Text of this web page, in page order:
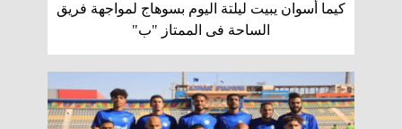
كيما أسوان يبيت ليلتة اليوم بسوهاج لمواجهة فريق
الساحة فى الممتاز "ب"